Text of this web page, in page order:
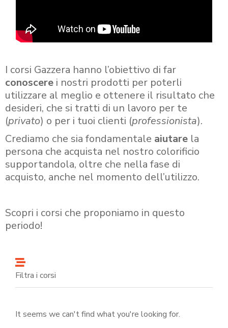
I corsi Gazzera hanno l’obiettivo di far
conoscere i nostri prodotti per poterli
utilizzare al meglio e ottenere il risultato che
desideri, che si tratti di un lavoro per te
(privato) o per i tuoi clienti (professionista).
Crediamo che sia fondamentale aiutare la
persona che acquista nel nostro colorificio
supportandola, oltre che nella fase di
acquisto, anche nel momento dell’utilizzo.
Scopri i corsi che proponiamo in questo
periodo!
Filtra i corsi
It seems we can't find what you're looking for.